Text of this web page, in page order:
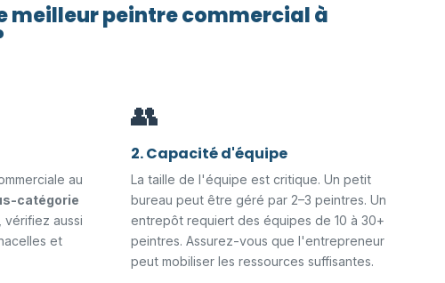
meilleur peintre commercial à
au
catégorie
vérifiez aussi
et
👥
2. Capacité d'équipe
La taille de l'équipe est critique. Un petit
bureau peut être géré par 2–3 peintres. Un
entrepôt requiert des équipes de 10 à 30+
peintres. Assurez-vous que l'entrepreneur
peut mobiliser les ressources suffisantes.